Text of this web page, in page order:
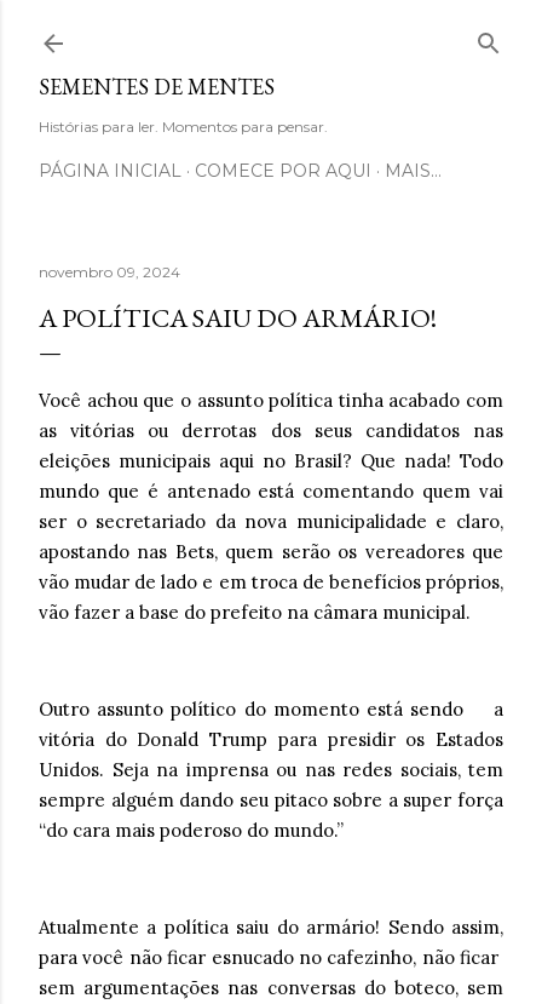
SEMENTES DE MENTES
Histórias para ler. Momentos para pensar.
PÁGINA INICIAL COMECE POR AQUI MAIS…
novembro 09, 2024
A POLÍTICA SAIU DO ARMÁRIO!
Você achou que o assunto política tinha acabado com
as vitórias ou derrotas dos seus candidatos nas
eleições municipais aqui no Brasil? Que nada! Todo
mundo que é antenado está comentando quem vai
ser o secretariado da nova municipalidade e claro,
apostando nas Bets, quem serão os vereadores que
vão mudar de lado e em troca de benefícios próprios,
vão fazer a base do prefeito na câmara municipal.
Outro assunto político do momento está sendo a
vitória do Donald Trump para presidir os Estados
Unidos. Seja na imprensa ou nas redes sociais, tem
sempre alguém dando seu pitaco sobre a super força
“do cara mais poderoso do mundo.”
Atualmente a política saiu do armário! Sendo assim,
para você não ficar esnucado no cafezinho, não ficar
sem argumentações nas conversas do boteco, sem